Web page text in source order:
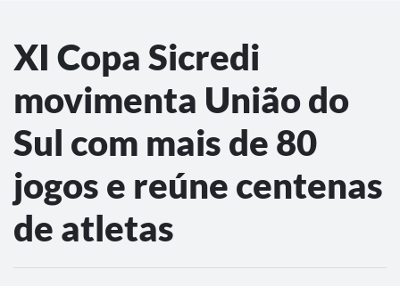
XI Copa Sicredi
movimenta União do
Sul com mais de 80
jogos e reúne centenas
de atletas